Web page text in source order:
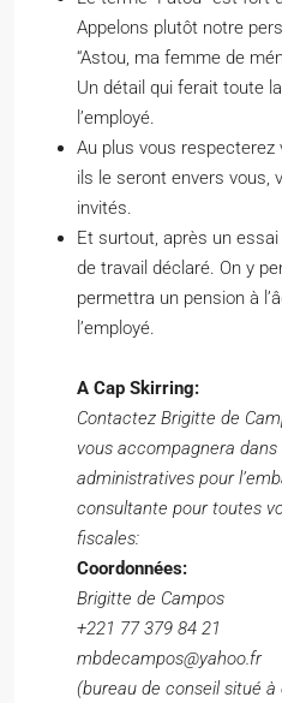
Appelons plutôt notre
“Astou, ma femme de
Un détail qui ferait toute
l’employé.
Au plus vous
ils le seront envers vous,
invités.
Et surtout, après un
de travail déclaré. On y
permettra un pension à
l’employé.
A Cap Skirring:
Contactez Brigitte de
vous accompagnera
administratives pour
consultante pour toutes
fiscales:
Coordonnées:
Brigitte de Campos
+221 77 379 84 21
mbdecampos@yahoo.fr
(bureau de conseil situé